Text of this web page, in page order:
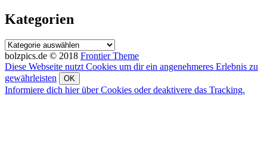
Kategorien
Kategorien
bolzpics.de © 2018 Frontier Theme
Diese Webseite nutzt Cookies um dir ein angenehmeres Erlebnis zu
gewährleisten
OK
Informiere dich hier über Cookies oder deaktivere das Tracking.